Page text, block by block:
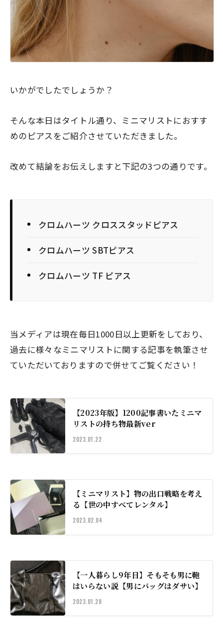
いかがでしたでしょうか？
そんな本日はタイトル通り、ミニマリストにおすす
めのピアスをご紹介させていただきました。
改めて結論をお伝えしますと下記の3つの通りです。
クロムハーツ クロススタッドピアス
クロムハーツ SBTピアス
クロムハーツ TF ピアス
当メディアは現在毎日1000日以上更新をしており、
過去に様々なミニマリストに関する記事を執筆させ
ていただいておりますので併せてご覧ください！
【2023年版】1200記事書いたミニマ
リストの持ち物最新ver
2023.01.22
【ミニマリスト】物の出口戦略を考え
る【世の中すべてレンタル】
2023.02.04
【一人暮らし9年目】そもそも男に鞄
はいらない説【男にバッグはダサい】
2023.01.28